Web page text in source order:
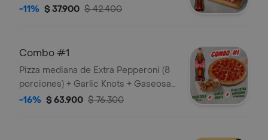
-11% $ 37.900 $ 42.400
Combo #1
Pizza mediana de Extra Pepperoni (8
porciones) + Garlic Knots + Gaseosa
1,5L. Incluye Salsa de Ajo, Sazonador
-16% $ 63.900 $ 76.300